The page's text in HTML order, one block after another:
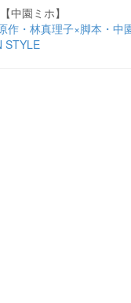
中園ミホ】
作・林真理子×脚本・中
STYLE